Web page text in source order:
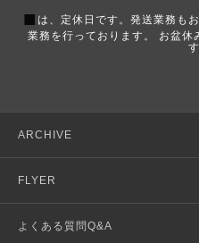
■ は、定休日です。発送業務も
業務を行っております。 お盆休
す
ARCHIVE
FLYER
よくある質問Q&A